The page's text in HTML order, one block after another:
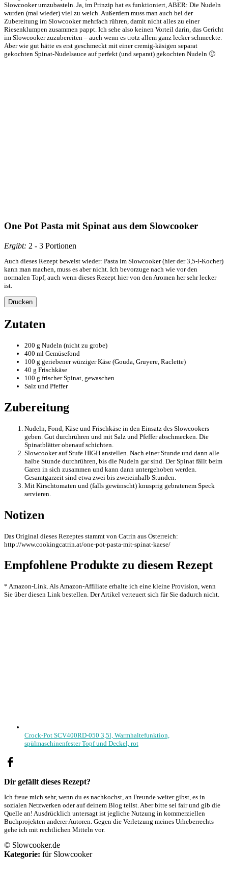
Slowcooker umzubasteln. Ja, im Prinzip hat es funktioniert, ABER: Die Nudeln
wurden (mal wieder) viel zu weich. Außerdem muss man auch bei der
Zubereitung im Slowcooker mehrfach rühren, damit nicht alles zu einer
Riesenklumpen zusammen pappt. Ich sehe also keinen Vorteil darin, das Gericht
im Slowcooker zuzubereiten – auch wenn es trotz allem ganz lecker schmeckte.
Aber wie gut hätte es erst geschmeckt mit einer cremig-käsigen separat
gekochten Spinat-Nudelsauce auf perfekt (und separat) gekochten Nudeln 🙂
One Pot Pasta mit Spinat aus dem Slowcooker
Ergibt: 2 - 3 Portionen
Auch dieses Rezept beweist wieder: Pasta im Slowcooker (hier der 3,5-l-Kocher)
kann man machen, muss es aber nicht. Ich bevorzuge nach wie vor den
normalen Topf, auch wenn dieses Rezept hier von den Aromen her sehr lecker
ist.
Drucken
Zutaten
200 g Nudeln (nicht zu grobe)
400 ml Gemüsefond
100 g geriebener würziger Käse (Gouda, Gruyere, Raclette)
40 g Frischkäse
100 g frischer Spinat, gewaschen
Salz und Pfeffer
Zubereitung
Nudeln, Fond, Käse und Frischkäse in den Einsatz des Slowcookers
geben. Gut durchrühren und mit Salz und Pfeffer abschmecken. Die
Spinatblätter obenauf schichten.
Slowcooker auf Stufe HIGH anstellen. Nach einer Stunde und dann alle
halbe Stunde durchrühren, bis die Nudeln gar sind. Der Spinat fällt beim
Garen in sich zusammen und kann dann untergehoben werden.
Gesamtgarzeit sind etwa zwei bis zweieinhalb Stunden.
Mit Kirschtomaten und (falls gewünscht) knusprig gebratenem Speck
servieren.
Notizen
Das Original dieses Rezeptes stammt von Catrin aus Österreich:
http://www.cookingcatrin.at/one-pot-pasta-mit-spinat-kaese/
Empfohlene Produkte zu diesem Rezept
* Amazon-Link. Als Amazon-Affiliate erhalte ich eine kleine Provision, wenn
Sie über diesen Link bestellen. Der Artikel verteuert sich für Sie dadurch nicht.
Crock-Pot SCV400RD-050 3,5l, Warmhaltefunktion,
spülmaschinenfester Topf und Deckel, rot
Dir gefällt dieses Rezept?
Ich freue mich sehr, wenn du es nachkochst, an Freunde weiter gibst, es in
sozialen Netzwerken oder auf deinem Blog teilst. Aber bitte sei fair und gib die
Quelle an! Ausdrücklich untersagt ist jegliche Nutzung in kommerziellen
Buchprojekten anderer Autoren. Gegen die Verletzung meines Urheberrechts
gehe ich mit rechtlichen Mitteln vor.
© Slowcooker.de
Kategorie: für Slowcooker